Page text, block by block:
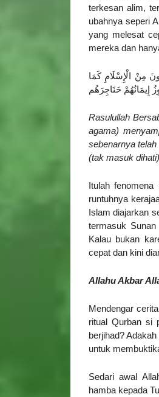
terkesan alim,
ubahnya seperi
yang melesat
mereka dan
مِنْ الْإِسْلَامِ كَمَا
إِيمَانُهُمْ حَنَاجِرَهُم
Rasulullah
agama)
sebenarnya
(tak masuk
Itulah
runtuhnya
Islam diajarkan
termasuk
Kalau bukan
cepat dan kini
Allahu Akbar
Mendengar
ritual Qurban si
berjihad?
untuk
Sedari awal
hamba kepada